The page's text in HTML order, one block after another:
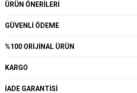
ÜRÜN ÖNERILERI
GÜVENLI ÖDEME
%100 ORIJINAL ÜRÜN
KARGO
İADE GARANTISI